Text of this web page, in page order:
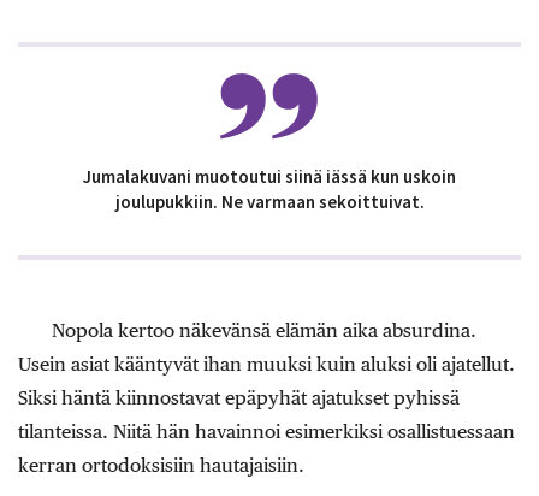
Jumalakuvani muotoutui siinä iässä kun uskoin
joulupukkiin. Ne varmaan sekoittuivat.
Nopola kertoo näkevänsä elämän aika absurdina.
Usein asiat kääntyvät ihan muuksi kuin aluksi oli ajatellut.
Siksi häntä kiinnostavat epäpyhät ajatukset pyhissä
tilanteissa. Niitä hän havainnoi esimerkiksi osallistuessaan
kerran ortodoksisiin hautajaisiin.